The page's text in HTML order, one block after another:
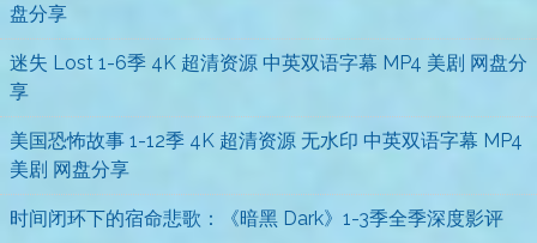
盘分享
迷失 Lost 1-6季 4K 超清资源 中英双语字幕 MP4 美剧 网盘分
享
美国恐怖故事 1-12季 4K 超清资源 无水印 中英双语字幕 MP4
美剧 网盘分享
时间闭环下的宿命悲歌：《暗黑 Dark》1-3季全季深度影评